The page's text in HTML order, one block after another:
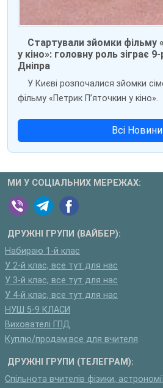
Стартували зйомки фільму
у кіно»: головну роль зіграє 9-
Дніпра
У Києві розпочалися зйомки
фільму «Петрик П’яточкин у кіно».
Всі Новини
МИ У СОЦІАЛЬНИХ МЕРЕЖАХ:
ДРУЖНІ ГРУПИ (ВАЙБЕР):
Набираю 1-й клас
У 2-й клас, все тут для нас
У 3-й клас, все тут для нас
У 4-й клас, все тут для нас
НУШ 5-9 КЛАСИ
Вихователі ГПД
Куплю/продам:все для вчителя
ДРУЖНІ ГРУПИ (ТЕЛЕГРАМ):
Спільнота вчителів фізики, астрономії